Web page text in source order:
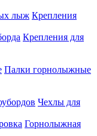
Крепления
Крепления для
Палки горнолыжные
Чехлы для
Горнолыжная